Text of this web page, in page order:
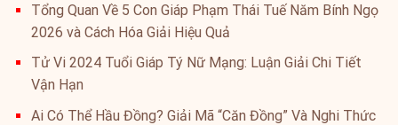
Tổng Quan Về 5 Con Giáp Phạm Thái Tuế Năm Bính Ngọ
2026 và Cách Hóa Giải Hiệu Quả
Tử Vi 2024 Tuổi Giáp Tý Nữ Mạng: Luận Giải Chi Tiết
Vận Hạn
Ai Có Thể Hầu Đồng? Giải Mã “Căn Đồng” Và Nghi Thức